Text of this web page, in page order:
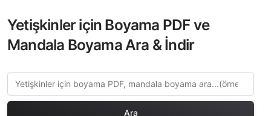
Yetişkinler için Boyama PDF ve
Mandala Boyama Ara & İndir
Ara